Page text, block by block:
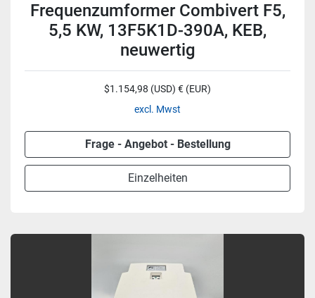
Frequenzumformer Combivert F5,
5,5 KW, 13F5K1D-390A, KEB,
neuwertig
$1.154,98 (USD) € (EUR)
excl. Mwst
Frage - Angebot - Bestellung
Einzelheiten